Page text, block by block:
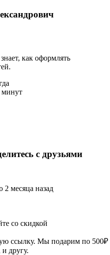
как оформлять
минут
с друзьями
месяца назад
со скидкой
ссылку. Мы подарим по 500₽
другу.